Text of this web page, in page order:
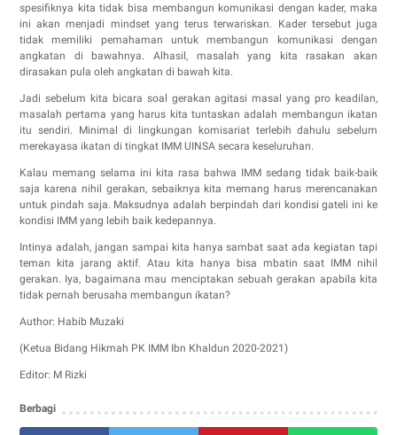
spesifiknya kita tidak bisa membangun komunikasi dengan kader, maka
ini akan menjadi mindset yang terus terwariskan. Kader tersebut juga
tidak memiliki pemahaman untuk membangun komunikasi dengan
angkatan di bawahnya. Alhasil, masalah yang kita rasakan akan
dirasakan pula oleh angkatan di bawah kita.
Jadi sebelum kita bicara soal gerakan agitasi masal yang pro keadilan,
masalah pertama yang harus kita tuntaskan adalah membangun ikatan
itu sendiri. Minimal di lingkungan komisariat terlebih dahulu sebelum
merekayasa ikatan di tingkat IMM UINSA secara keseluruhan.
Kalau memang selama ini kita rasa bahwa IMM sedang tidak baik-baik
saja karena nihil gerakan, sebaiknya kita memang harus merencanakan
untuk pindah saja. Maksudnya adalah berpindah dari kondisi gateli ini ke
kondisi IMM yang lebih baik kedepannya.
Intinya adalah, jangan sampai kita hanya sambat saat ada kegiatan tapi
teman kita jarang aktif. Atau kita hanya bisa mbatin saat IMM nihil
gerakan. Iya, bagaimana mau menciptakan sebuah gerakan apabila kita
tidak pernah berusaha membangun ikatan?
Author: Habib Muzaki
(Ketua Bidang Hikmah PK IMM Ibn Khaldun 2020-2021)
Editor: M Rizki
Berbagi